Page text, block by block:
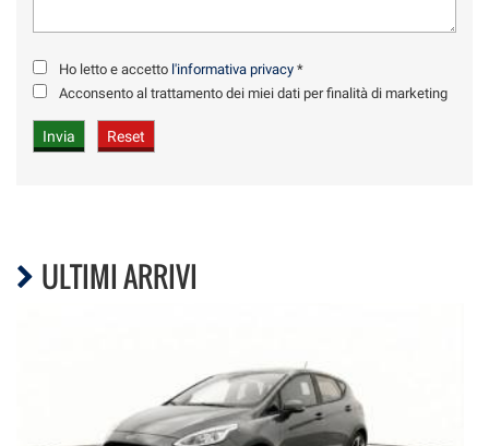
Ho letto e accetto l'informativa privacy *
Acconsento al trattamento dei miei dati per finalità di marketing
ULTIMI ARRIVI